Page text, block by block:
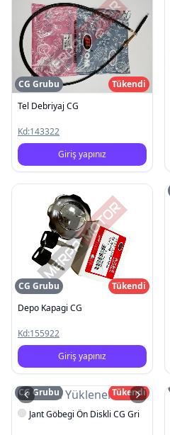
CG Grubu
Tükendi
Tel Debriyaj CG
Kd:143322
Giriş yapınız
CG Grubu
Tükendi
Depo Kapagi CG
Kd:155922
Giriş yapınız
Resim Yüklenemedi
CG Grubu
Tükendi
Jant Göbegi Ön Diskli CG Gri